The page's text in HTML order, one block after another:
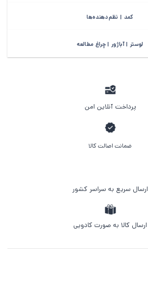
کمد | نظم‌دهنده‌ها
لوستر | آباژور | چراغ مطالعه
پرداخت آنلاین امن
ضمانت اصالت کالا
ارسال سریع به سراسر کشور
ارسال کالا به صورت کادویی